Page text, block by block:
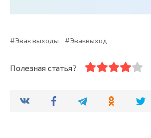
Эвак выходы Эваквыход
Полезная статья?